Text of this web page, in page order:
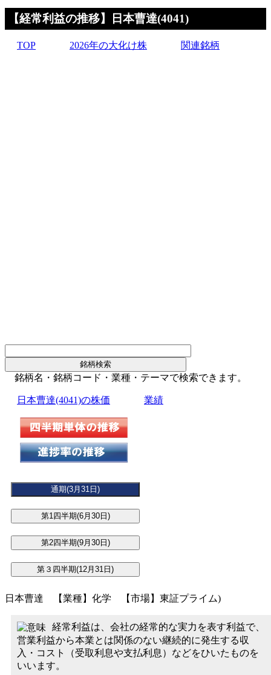
【経常利益の推移】日本曹達(4041)
TOP 2026年の大化け株 関連銘柄
銘柄名・銘柄コード・業種・テーマで検索できます。
日本曹達(4041)の株価 業績
日本曹達 【業種】化学 【市場】東証プライム)
経常利益は、会社の経常的な実力を表す利益で、
営業利益から本業とは関係のない継続的に発生する収
入・コスト（受取利息や支払利息）などをひいたものを
いいます。